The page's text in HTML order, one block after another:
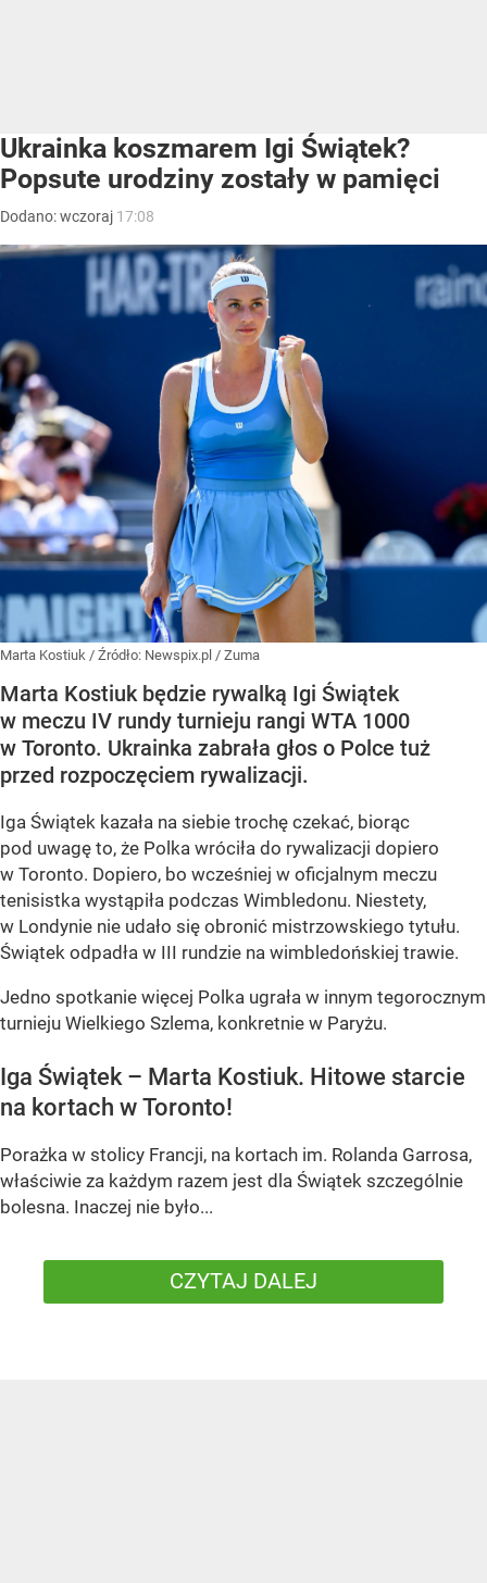
Ukrainka koszmarem Igi Świątek?
Popsute urodziny zostały w pamięci
Dodano:wczoraj 17:08
Marta Kostiuk / Źródło: Newspix.pl / Zuma
Marta Kostiuk będzie rywalką Igi Świątek
w meczu IV rundy turnieju rangi WTA 1000
w Toronto. Ukrainka zabrała głos o Polce tuż
przed rozpoczęciem rywalizacji.
Iga Świątek kazała na siebie trochę czekać, biorąc
pod uwagę to, że Polka wróciła do rywalizacji dopiero
w Toronto. Dopiero, bo wcześniej w oficjalnym meczu
tenisistka wystąpiła podczas Wimbledonu. Niestety,
w Londynie nie udało się obronić mistrzowskiego tytułu.
Świątek odpadła w III rundzie na wimbledońskiej trawie.
Jedno spotkanie więcej Polka ugrała w innym tegorocznym
turnieju Wielkiego Szlema, konkretnie w Paryżu.
Iga Świątek – Marta Kostiuk. Hitowe starcie
na kortach w Toronto!
Porażka w stolicy Francji, na kortach im. Rolanda Garrosa,
właściwie za każdym razem jest dla Świątek szczególnie
bolesna. Inaczej nie było...
CZYTAJ DALEJ